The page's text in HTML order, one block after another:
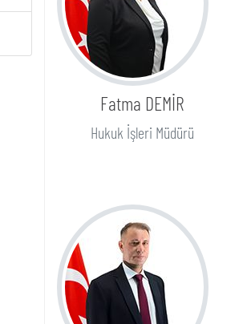
Fatma DEMİR
Hukuk İşleri Müdürü